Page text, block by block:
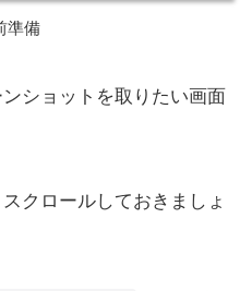
準備
ショットを取りたい画面
クロールしておきましょ